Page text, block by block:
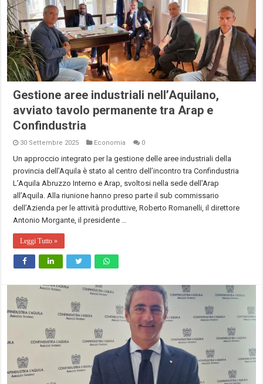
Gestione aree industriali nell’Aquilano,
avviato tavolo permanente tra Arap e
Confindustria
30 Settembre 2025 Economia 0
Un approccio integrato per la gestione delle aree industriali della
provincia dell’Aquila è stato al centro dell’incontro tra Confindustria
L’Aquila Abruzzo Interno e Arap, svoltosi nella sede dell’Arap
all’Aquila. Alla riunione hanno preso parte il sub commissario
dell’Azienda per le attività produttive, Roberto Romanelli, il direttore
Antonio Morgante, il presidente …
Leggi Tutto »